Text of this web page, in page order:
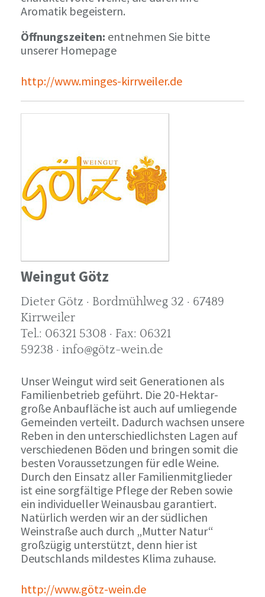
Aromatik begeistern.
Öffnungszeiten: entnehmen Sie bitte
unserer Homepage
http://www.minges-kirrweiler.de
Weingut Götz
Dieter Götz · Bordmühlweg 32 · 67489
Kirrweiler
Tel.: 06321 5308 · Fax: 06321
59238 · info@götz-wein.de
Unser Weingut wird seit Generationen als
Familienbetrieb geführt. Die 20-Hektar-
große Anbaufläche ist auch auf umliegende
Gemeinden verteilt. Dadurch wachsen unsere
Reben in den unterschiedlichsten Lagen auf
verschiedenen Böden und bringen somit die
besten Voraussetzungen für edle Weine.
Durch den Einsatz aller Familienmitglieder
ist eine sorgfältige Pflege der Reben sowie
ein individueller Weinausbau garantiert.
Natürlich werden wir an der südlichen
Weinstraße auch durch „Mutter Natur“
großzügig unterstützt, denn hier ist
Deutschlands mildestes Klima zuhause.
http://www.götz-wein.de